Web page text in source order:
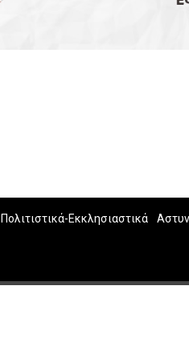
Πολιτιστικά-Εκκλησιαστικά